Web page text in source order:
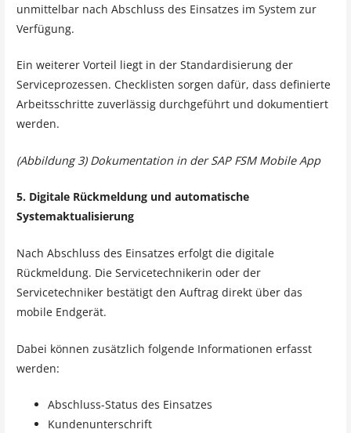
unmittelbar nach Abschluss des Einsatzes im System zur
Verfügung.
Ein weiterer Vorteil liegt in der Standardisierung der
Serviceprozessen. Checklisten sorgen dafür, dass definierte
Arbeitsschritte zuverlässig durchgeführt und dokumentiert
werden.
(Abbildung 3) Dokumentation in der SAP FSM Mobile App
5. Digitale Rückmeldung und automatische
Systemaktualisierung
Nach Abschluss des Einsatzes erfolgt die digitale
Rückmeldung. Die Servicetechnikerin oder der
Servicetechniker bestätigt den Auftrag direkt über das
mobile Endgerät.
Dabei können zusätzlich folgende Informationen erfasst
werden:
Abschluss-Status des Einsatzes
Kundenunterschrift